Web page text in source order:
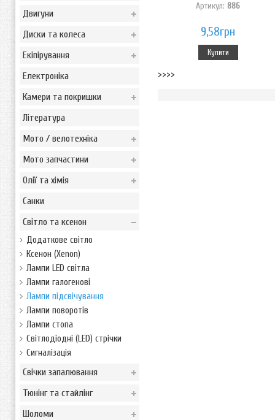
Двигуни
Диски та колеса
Екіпірування
Електроніка
Камери та покришки
Література
Мото / велотехніка
Мото запчастини
Олії та хімія
Санки
Світло та ксенон
Додаткове світло
Ксенон (Xenon)
Лампи LED світла
Лампи галогенові
Лампи підсвічування
Лампи поворотів
Лампи стопа
Світлодіодні (LED) стрічки
Сигналізація
Свічки запалювання
Тюнінг та стайлінг
Шоломи
Артикул: 886
9,58грн
Купити
>>>>